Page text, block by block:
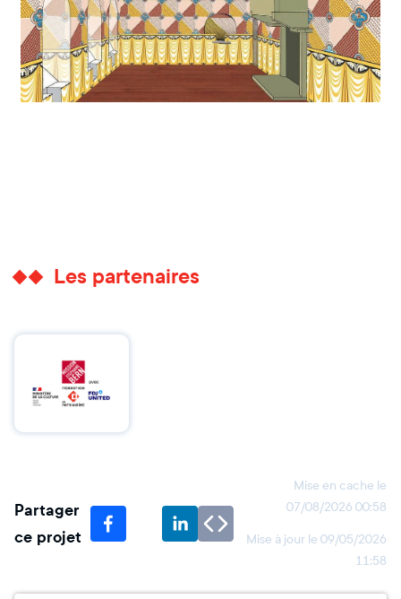
Les partenaires
Partager
ce projet
Mise en cache le
07/08/2026 00:58
Mise à jour le 09/05/2026
11:58